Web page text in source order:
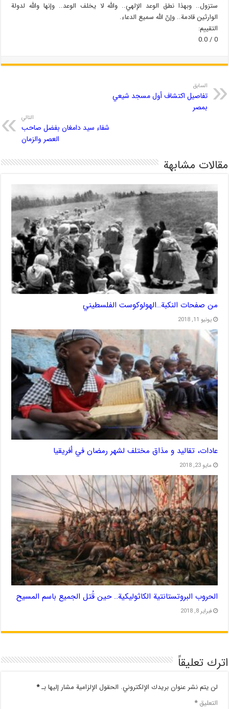
ستزول.. وبهذا نطق الوعد الإلهي.. والله لا يخلف الوعد.. وإنها والله لدولة
الوارثين قادمة.. وإنّ الله سميع الدعاء.
التقييم:
0 / 0.0
السابق
تفاصيل اكتشاف أول مسجد شيعي
بمصر
التالي
شفاء سيد دامغان بفضل صاحب
العصر والزمان
مقالات مشابهة
من صفحات النكبة…الهولوكوست الفلسطيني
يونيو 11, 2018
عادات، تقاليد و مذاق مختلف لشهر رمضان في أفريقيا
مايو 23, 2018
الحروب البروتستانتية الكاثوليكية.. حين قُتل الجميع باسم المسيح
فبراير 8, 2018
اترك تعليقاً
لن يتم نشر عنوان بريدك الإلكتروني. الحقول الإلزامية مشار إليها بـ*
التعليق*